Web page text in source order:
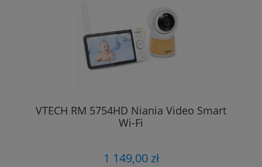
VTECH RM 5754HD Niania Video Smart
Wi-Fi
1 149,00 zł